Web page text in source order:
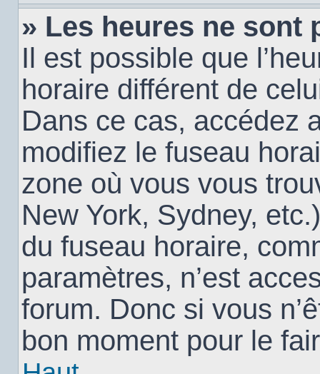
» Les heures ne sont
Il est possible que
horaire différent de
Dans ce cas, accédez
modifiez le fuseau
zone où vous vous
New York, Sydney,
du fuseau horaire,
paramètres, n’est
forum. Donc si vous
bon moment pour le